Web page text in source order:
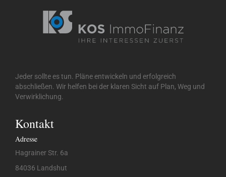
Jeder sollte es tun. Pläne entwickeln und erfolgreich
abschließen. Wir helfen bei der klaren Sicht auf Plan, Weg und
Verwirklichung.
Kontakt
Adresse
Hagrainer Str. 6a
84036 Landshut